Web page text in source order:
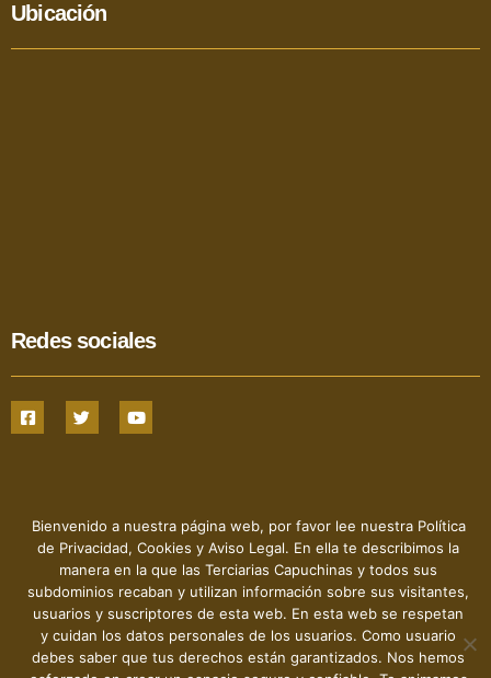
Ubicación
Redes sociales
Hermanas Terciarias Capuchinas de la Sagrada Familia - 2022
- © Todos los derechos reservados
Bienvenido a nuestra página web, por favor lee nuestra Política
de Privacidad, Cookies y Aviso Legal. En ella te describimos la
manera en la que las Terciarias Capuchinas y todos sus
subdominios recaban y utilizan información sobre sus visitantes,
usuarios y suscriptores de esta web. En esta web se respetan
y cuidan los datos personales de los usuarios. Como usuario
debes saber que tus derechos están garantizados. Nos hemos